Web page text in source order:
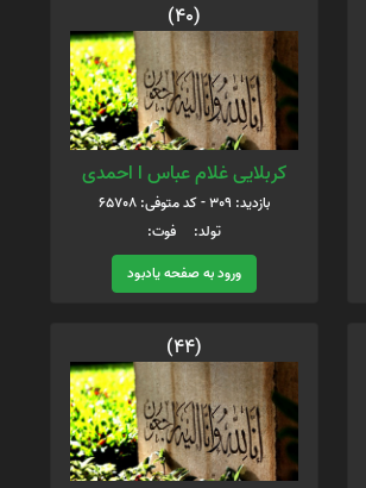
(40)
کربلایی غلام عباس ا احمدی
بازدید: 309 - کد متوفی: 65708
تولد: فوت:
ورود به صفحه یادبود
(44)